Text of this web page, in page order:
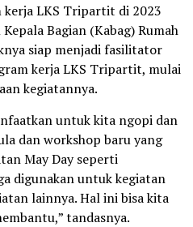
LKS Tripartit di 2023
Bagian (Kabag) Rumah
siap menjadi fasilitator
kerja LKS Tripartit, mulai
kegiatannya.
untuk kita ngopi dan
dan workshop baru yang
May Day seperti
digunakan untuk kegiatan
lainnya. Hal ini bisa kita
tandasnya.